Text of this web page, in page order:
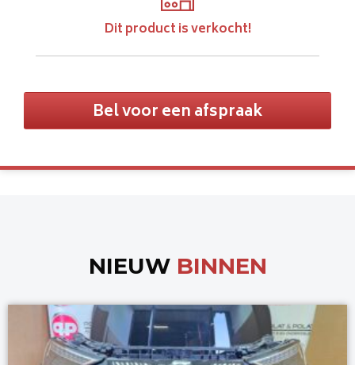
Dit product is verkocht!
Bel voor een afspraak
NIEUW BINNEN